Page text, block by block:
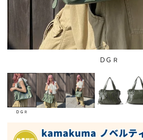
ＤＧＲ
ＤＧＲ